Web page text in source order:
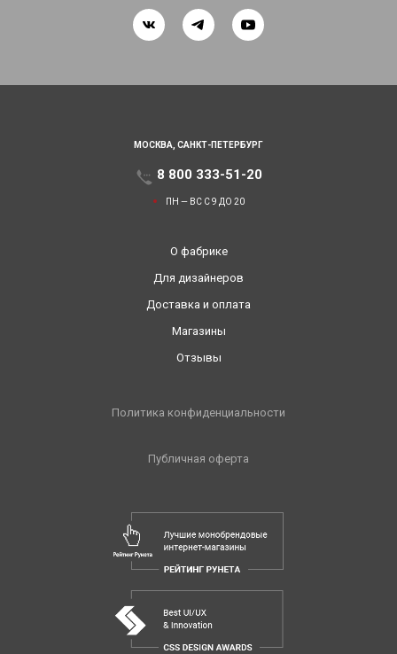
МОСКВА, САНКТ-ПЕТЕРБУРГ
8 800 333-51-20
ПН — ВС С 9 ДО 20
О фабрике
Для дизайнеров
Доставка и оплата
Магазины
Отзывы
Политика конфиденциальности
Публичная оферта